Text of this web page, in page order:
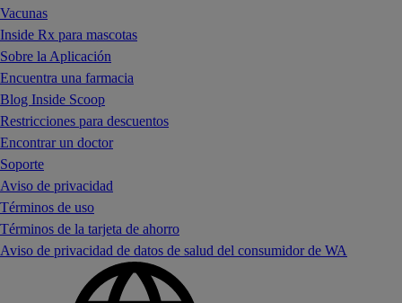
Vacunas
Inside Rx para mascotas
Sobre la Aplicación
Encuentra una farmacia
Blog Inside Scoop
Restricciones para descuentos
Encontrar un doctor
Soporte
Aviso de privacidad
Términos de uso
Términos de la tarjeta de ahorro
Aviso de privacidad de datos de salud del consumidor de WA